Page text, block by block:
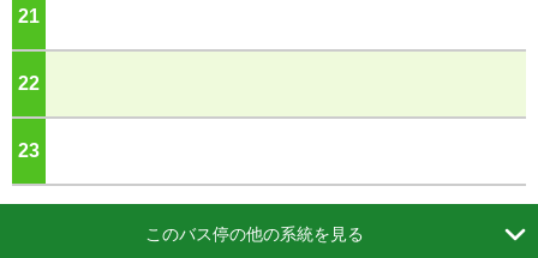
21
22
23
このバス停の他の系統を見る 